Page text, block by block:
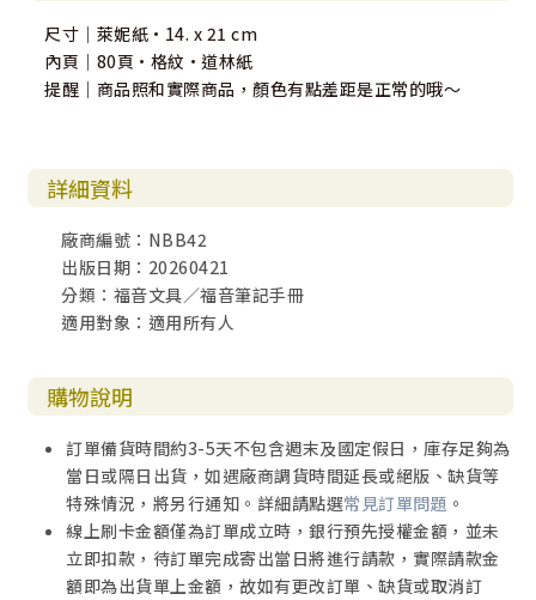
尺寸｜萊妮紙·14. x 21 cm
內頁｜80頁·格紋·道林紙
提醒｜商品照和實際商品，顏色有點差距是正常的哦～
詳細資料
廠商編號：NBB42
出版日期：20260421
分類：福音文具／福音筆記手冊
適用對象：適用所有人
購物說明
訂單備貨時間約3-5天不包含週末及國定假日，庫存足夠為
當日或隔日出貨，如遇廠商調貨時間延長或絕版、缺貨等
特殊情況，將另行通知。詳細請點選常見訂單問題 。
線上刷卡金額僅為訂單成立時，銀行預先授權金額，並未
立即扣款，待訂單完成寄出當日將進行請款，實際請款金
額即為出貨單上金額，故如有更改訂單、缺貨或取消訂